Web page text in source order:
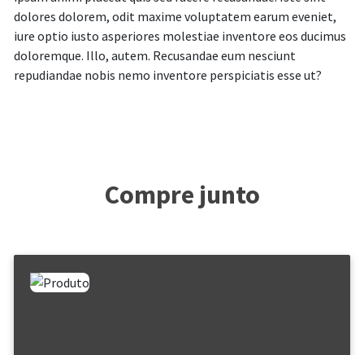
dolores dolorem, odit maxime voluptatem earum eveniet,
iure optio iusto asperiores molestiae inventore eos ducimus
doloremque. Illo, autem. Recusandae eum nesciunt
repudiandae nobis nemo inventore perspiciatis esse ut?
Compre junto